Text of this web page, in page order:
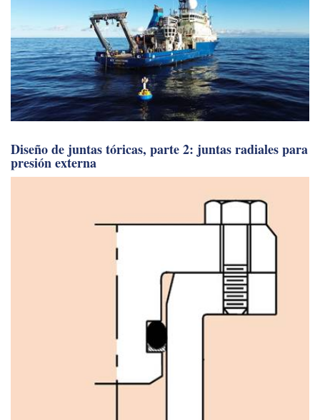
Diseño de juntas tóricas, parte 2: juntas radiales para
presión externa